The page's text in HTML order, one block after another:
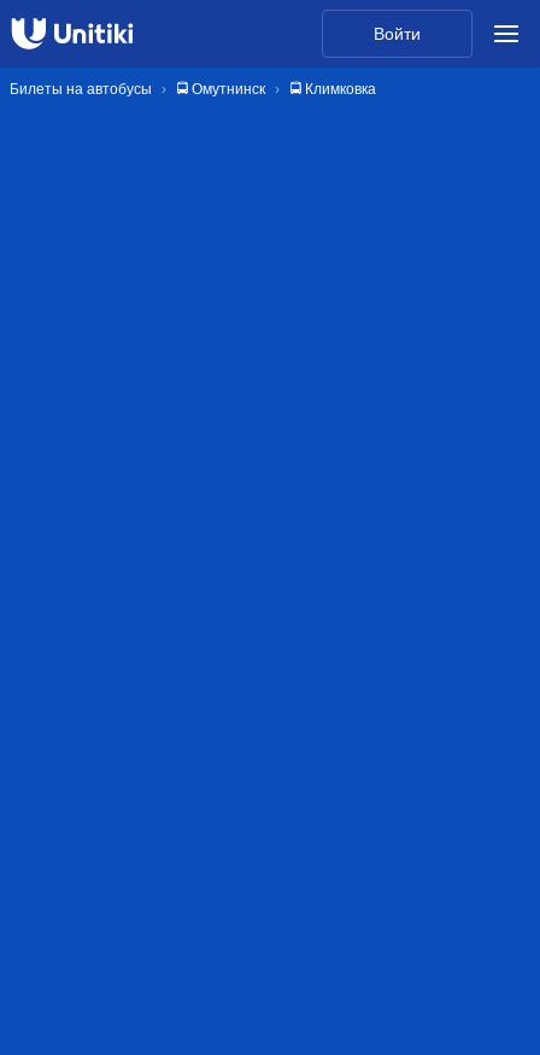
Войти
Билеты на автобусы 🚍 Омутнинск 🚍 Климковка